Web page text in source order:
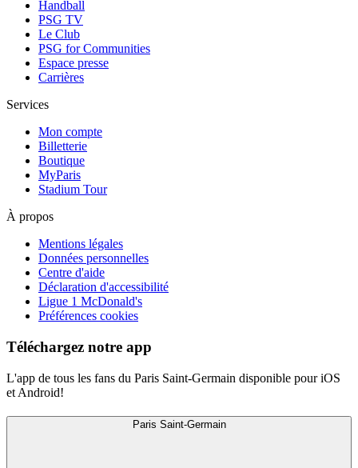
Handball
PSG TV
Le Club
PSG for Communities
Espace presse
Carrières
Services
Mon compte
Billetterie
Boutique
MyParis
Stadium Tour
À propos
Mentions légales
Données personnelles
Centre d'aide
Déclaration d'accessibilité
Ligue 1 McDonald's
Préférences cookies
Téléchargez notre app
L'app de tous les fans du Paris Saint-Germain disponible pour iOS
et Android!
Paris Saint-Germain